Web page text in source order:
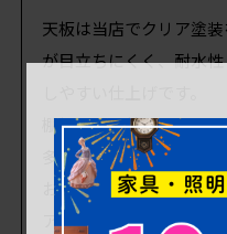
天板は当店でクリア塗
が目立ちにくく、耐水
棚板は取り外しできま
多少の汚れ、ダメージ
お願いいたします。
アンティーク品として高